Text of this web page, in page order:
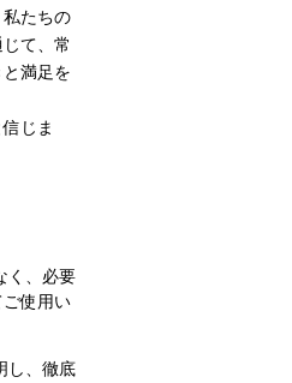
私たちの
て、常
満足を
じま
く、必要
使用い
し、徹底